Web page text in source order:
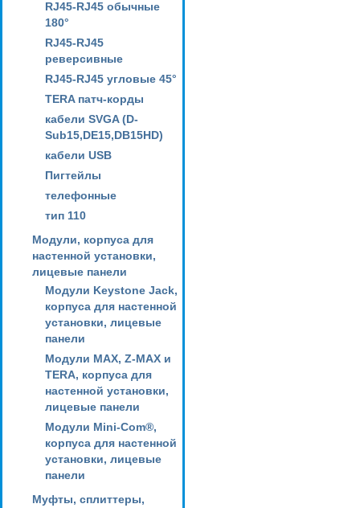
RJ45-RJ45 обычные
180°
RJ45-RJ45
реверсивные
RJ45-RJ45 угловые 45°
TERA патч-корды
кабели SVGA (D-
Sub15,DE15,DB15HD)
кабели USB
Пигтейлы
телефонные
тип 110
Модули, корпуса для
настенной установки,
лицевые панели
Модули Keystone Jack,
корпуса для настенной
установки, лицевые
панели
Модули MAX, Z-MAX и
TERA, корпуса для
настенной установки,
лицевые панели
Модули Mini-Com®,
корпуса для настенной
установки, лицевые
панели
Муфты, сплиттеры,